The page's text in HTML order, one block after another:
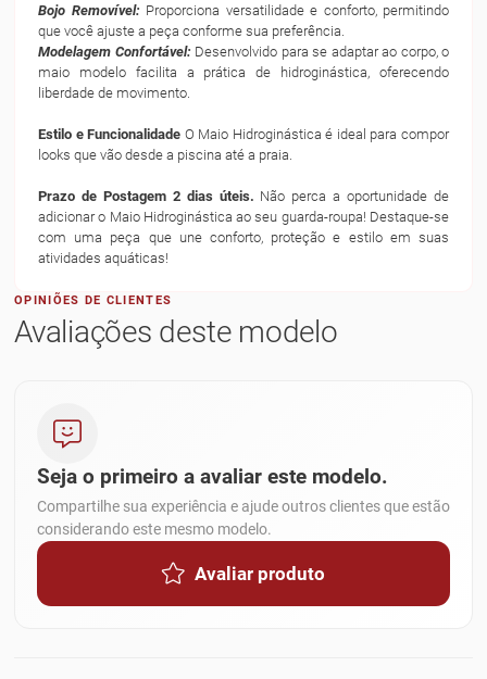
Bojo Removível: Proporciona versatilidade e conforto, permitindo
que você ajuste a peça conforme sua preferência.
Modelagem Confortável: Desenvolvido para se adaptar ao corpo, o
maio modelo facilita a prática de hidroginástica, oferecendo
liberdade de movimento.
Estilo e Funcionalidade O Maio Hidroginástica é ideal para compor
looks que vão desde a piscina até a praia.
Prazo de Postagem 2 dias úteis. Não perca a oportunidade de
adicionar o Maio Hidroginástica ao seu guarda-roupa! Destaque-se
com uma peça que une conforto, proteção e estilo em suas
atividades aquáticas!
OPINIÕES DE CLIENTES
Avaliações deste modelo
Seja o primeiro a avaliar este modelo.
Compartilhe sua experiência e ajude outros clientes que estão
considerando este mesmo modelo.
Avaliar produto